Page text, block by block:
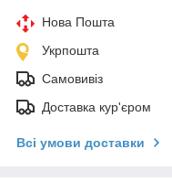
Нова Пошта
Укрпошта
Самовивіз
Доставка кур'єром
Всі умови доставки